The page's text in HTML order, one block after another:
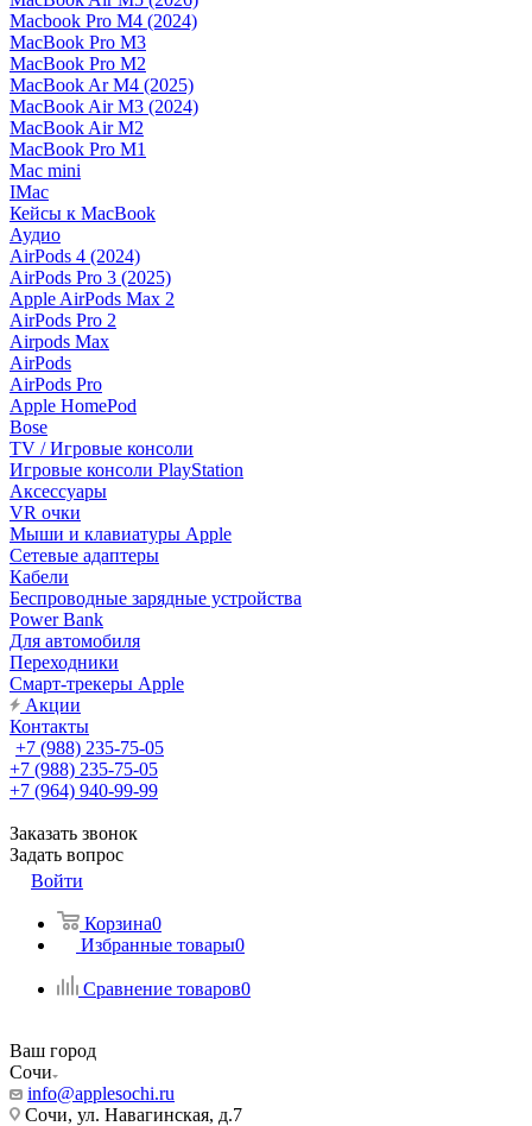
Macbook Pro M4 (2024)
MacBook Pro M3
MacBook Pro M2
MacBook Ar M4 (2025)
MacBook Air M3 (2024)
MacBook Air M2
MacBook Pro M1
Mac mini
IMac
Кейсы к MacBook
Аудио
AirPods 4 (2024)
AirPods Pro 3 (2025)
Apple AirPods Max 2
AirPods Pro 2
Airpods Max
AirPods
AirPods Pro
Apple HomePod
Bose
TV / Игровые консоли
Игровые консоли PlayStation
Аксессуары
VR очки
Мыши и клавиатуры Apple
Сетевые адаптеры
Кабели
Беспроводные зарядные устройства
Power Bank
Для автомобиля
Переходники
Смарт-трекеры Apple
Акции
Контакты
+7 (988) 235-75-05
+7 (988) 235-75-05
+7 (964) 940-99-99
Заказать звонок
Задать вопрос
Войти
Корзина0
Избранные товары0
Сравнение товаров0
Ваш город
Сочи
info@applesochi.ru
Сочи, ул. Навагинская, д.7